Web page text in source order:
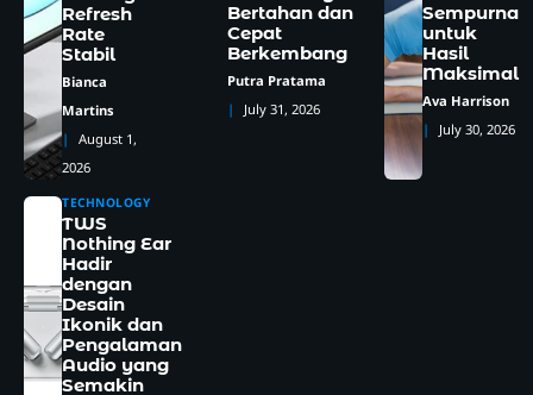
Refresh
Rate
Stabil
Bianca
Martins
August 1,
2026
Bertahan dan
Cepat
Berkembang
Putra Pratama
July 31, 2026
Sempurna
untuk
Hasil
Maksimal
Ava Harrison
July 30, 2026
TECHNOLOGY
TWS
Nothing Ear
Hadir
dengan
Desain
Ikonik dan
Pengalaman
Audio yang
Semakin
Membawa Kecepatan Baru
yang Siap Mengubah
Pengalaman Komputasi
Megan Thee Stallion, Rapper
Berbakat yang Menghibur
4
Pantai Geger, Rekomendasi
1